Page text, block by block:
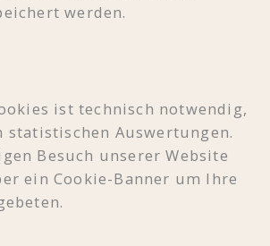
werden.
ist technisch notwendig,
statistischen Auswertungen.
Besuch unserer Website
ein Cookie-Banner um Ihre